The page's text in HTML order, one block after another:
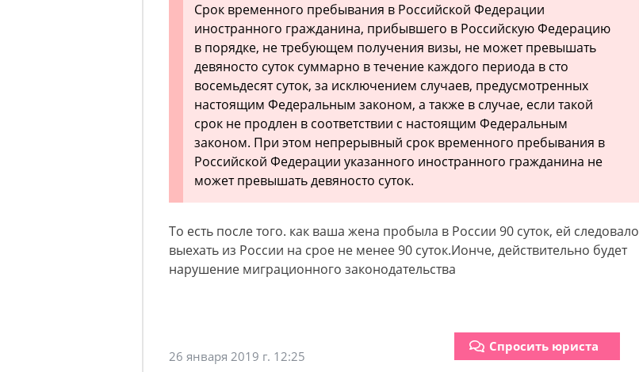
Срок временного пребывания в Российской Федерации
иностранного гражданина, прибывшего в Российскую Федерацию
в порядке, не требующем получения визы, не может превышать
девяносто суток суммарно в течение каждого периода в сто
восемьдесят суток, за исключением случаев, предусмотренных
настоящим Федеральным законом, а также в случае, если такой
срок не продлен в соответствии с настоящим Федеральным
законом. При этом непрерывный срок временного пребывания в
Российской Федерации указанного иностранного гражданина не
может превышать девяносто суток.
То есть после того. как ваша жена пробыла в России 90 суток, ей следовало
выехать из России на срое не менее 90 суток.Ионче, действительно будет
нарушение миграционного законодательства
26 января 2019 г. 12:25
Спросить юриста